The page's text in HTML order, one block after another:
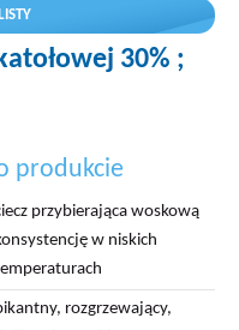
30% ;
produkcie
przybierająca woskową
w niskich
rozgrzewający,